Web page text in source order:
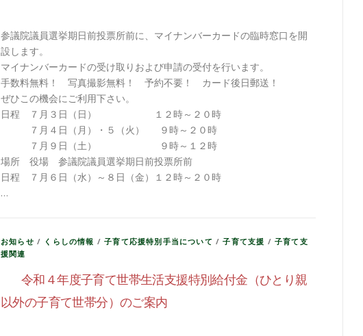
参議院議員選挙期日前投票所前に、マイナンバーカードの臨時窓口を開
設します。
マイナンバーカードの受け取りおよび申請の受付を行います。
手数料無料！ 写真撮影無料！ 予約不要！ カード後日郵送！
ぜひこの機会にご利用下さい。
日程 ７月３日（日） １２時～２０時
７月４日（月）・５（火） ９時～２０時
７月９日（土） ９時～１２時
場所 役場 参議院議員選挙期日前投票所前
日程 ７月６日（水）～８日（金）１２時～２０時
…
お知らせ / くらしの情報 /子育て応援特別手当について /子育て支援 /子育て支
援関連
令和４年度子育て世帯生活支援特別給付金（ひとり親
以外の子育て世帯分）のご案内